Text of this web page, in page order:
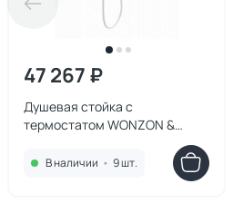
47 267 ₽
Душевая стойка с
термостатом WONZON &
WOGHAND WW-C3011-A-MW
БелыйВ наличии • 9 шт.